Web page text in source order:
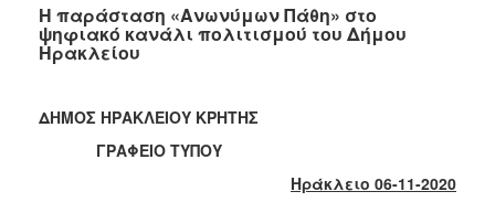
2022
2021
Η παράσταση «Ανωνύμων Πάθη» στο
ψηφιακό κανάλι πολιτισμού του Δήμου
Ηρακλείου
ΔΗΜΟΣ ΗΡΑΚΛΕΙΟΥ ΚΡΗΤΗΣ
ΓΡΑΦΕΙΟ ΤΥΠΟΥ
Ηράκλειο 06-11-2020